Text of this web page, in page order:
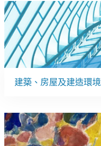
建築、房屋及建造環境